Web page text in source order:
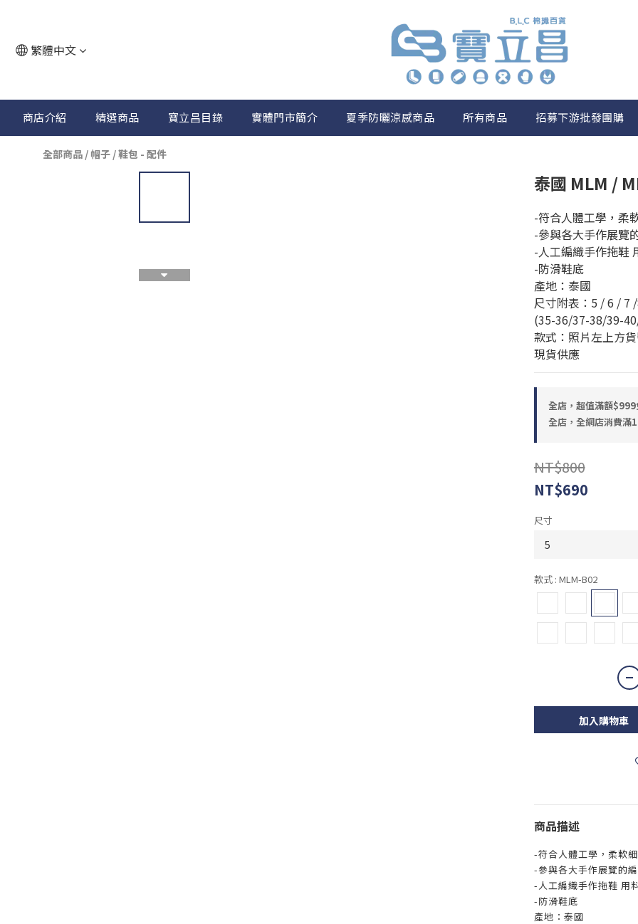
繁體中文
商店介紹 精選商品 寶立昌目錄 實體門市簡介 夏季防曬涼感商品 所有商品 招募下游批發團購
全部商品 / 帽子 / 鞋包 - 配件
泰國 MLM /
-符合人體工學，柔
-參與各大手作展覽
-人工編織手作拖鞋
-防滑鞋底
產地：泰國
尺寸附表：5 / 6 / 7
(35-36/37-38/39-
款式：照片左上方
現貨供應
全店，超值滿額$999
全店，全網店消費滿
NT$800
NT$690
尺寸
款式 : MLM-B02
加入購物車
商品描述
-符合人體工學，柔軟
-參與各大手作展覽的
-人工編織手作拖鞋 用
-防滑鞋底
產地：泰國